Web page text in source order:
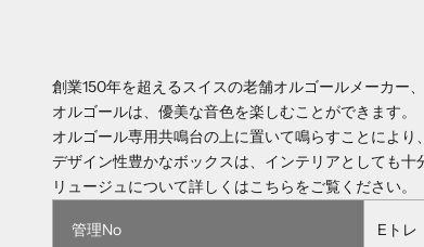
創業150年を超えるスイスの老舗オルゴールメーカー
オルゴールは、優美な音色を楽しむことができます。
オルゴール専用共鳴台の上に置いて鳴らすことにより
デザイン性豊かなボックスは、インテリアとしても十
リュージュについて詳しくはこちらをご覧ください。
管理No Eトレ